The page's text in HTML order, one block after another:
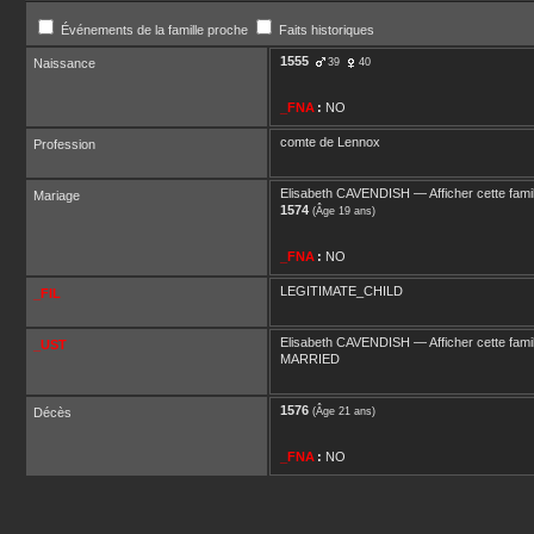
Événements de la famille proche Faits historiques
Naissance 1555 39 40
_FNA : NO
Profession comte de Lennox
Mariage Elisabeth CAVENDISH —Afficher cette
1574 (Âge 19 ans)
_FNA : NO
_FIL LEGITIMATE_CHILD
_UST Elisabeth CAVENDISH —Afficher cette
MARRIED
Décès 1576 (Âge 21 ans)
_FNA : NO